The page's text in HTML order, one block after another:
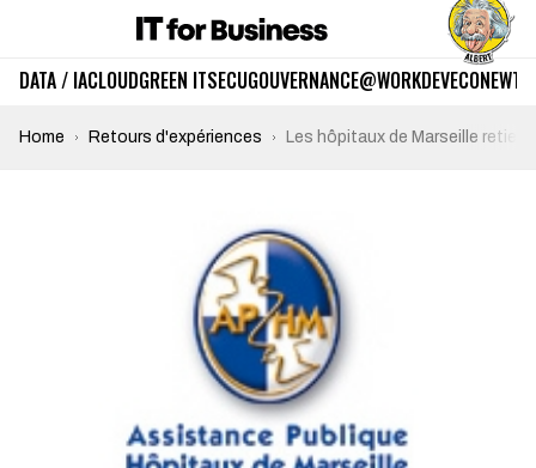
DATA / IACLOUDGREEN ITSECUGOUVERNANCE@WORKDEVECO
Home Retours d'expériences Les hôpitaux de Marseille